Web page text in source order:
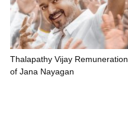
Thalapathy Vijay Remuneration
of Jana Nayagan